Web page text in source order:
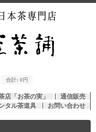
合計: 0円
店「お茶の実」
通信販売
タル茶道具 お問い合わせ